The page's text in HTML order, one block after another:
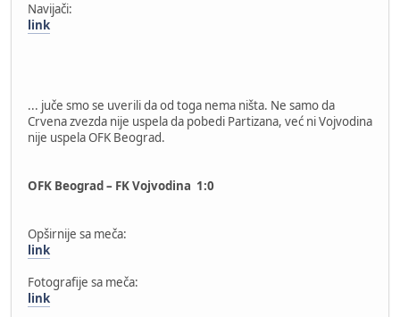
Navijači:
link
... juče smo se uverili da od toga nema ništa. Ne samo da
Crvena zvezda nije uspela da pobedi Partizana, već ni Vojvodina
nije uspela OFK Beograd.
OFK Beograd – FK Vojvodina 1:0
Opširnije sa meča:
link
Fotografije sa meča:
link